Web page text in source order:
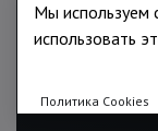
Мы используем
использовать
Политика Cookies